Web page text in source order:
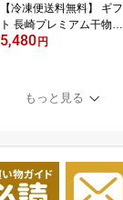
【冷凍便送料無料】 ギフ
ト 長崎プレミアム干物9
種セット TM50 金目鯛入
漬け・いかしゅうまい 冷
凍 贈答用 父の日プレゼ
5,480円
もっと見る